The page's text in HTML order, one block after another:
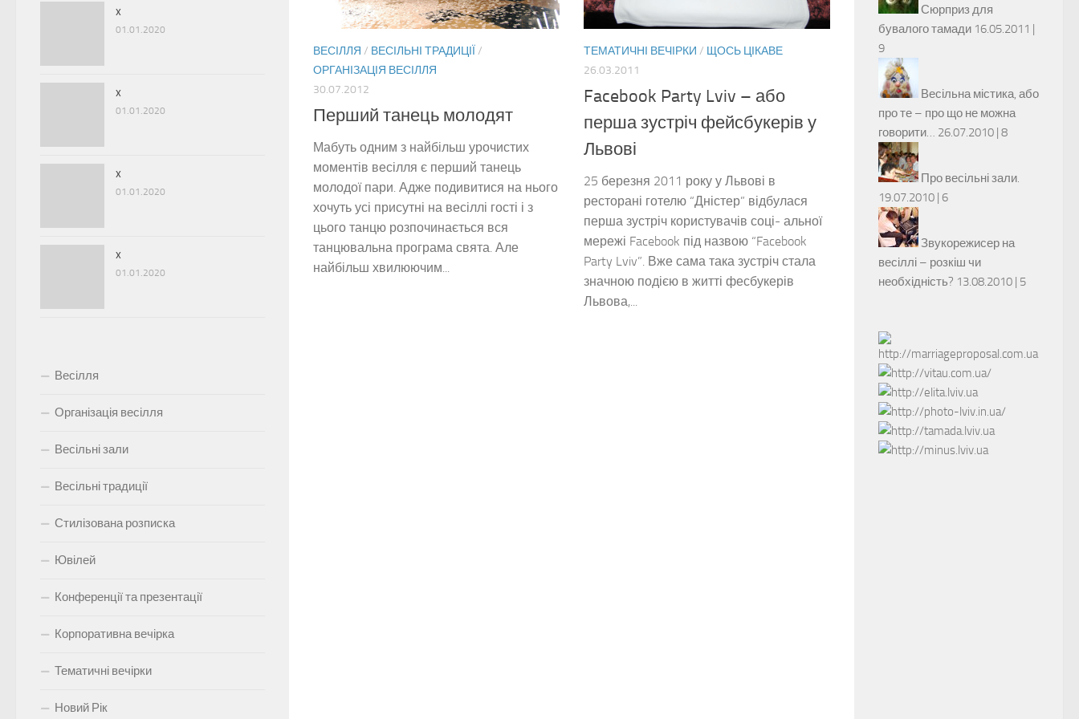
ВЕСІЛЛЯ / ВЕСІЛЬНІ ТРАДИЦІЇ /
ОРГАНІЗАЦІЯ ВЕСІЛЛЯ
30.07.2012
Перший танець молодят
Мабуть одним з найбільш урочистих
моментів весілля є перший танець
молодої пари. Адже подивитися на нього
хочуть усі присутні на весіллі гості і з
цього танцю розпочинається вся
танцювальна програма свята. Але
найбільш хвилюючим...
ТЕМАТИЧНІ ВЕЧІРКИ / ЩОСЬ ЦІКАВЕ
26.03.2011
Facebook Party Lviv – або
перша зустріч фейсбукерів у
Львові
25 березня 2011 року у Львові в
ресторані готелю “Дністер” відбулася
перша зустріч користувачів соці- альної
мережі Facebook під назвою “Facebook
Party Lviv”. Вже сама така зустріч стала
значною подією в житті фесбукерів
Львова,...
x
01.01.2020
x
01.01.2020
x
01.01.2020
x
01.01.2020
Весілля
Організація весілля
Весільні зали
Весільні традиції
Стилізована розписка
Ювілей
Конференції та презентації
Корпоративна вечірка
Тематичні вечірки
Новий Рік
Сюрприз для
бувалого тамади 16.05.2011 |
9
Весільна містика, або
про те – про що не можна
говорити… 26.07.2010 | 8
Про весільні зали.
19.07.2010 | 6
Звукорежисер на
весіллі – розкіш чи
необхідність? 13.08.2010 | 5